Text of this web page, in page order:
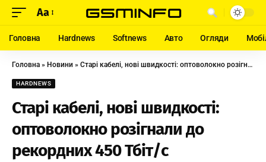
Aa
Головна Hardnews Softnews Авто Огляди
Головна » Новини » Старі кабелі, нові швидкості: оптоволокно розігнали до рекордних 450 Тбіт/с
HARDNEWS
Старі кабелі, нові швидкості:
оптоволокно розігнали до
рекордних 450 Тбіт/с